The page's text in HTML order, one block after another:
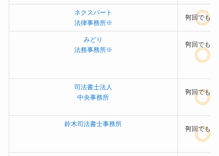
ネクスパート
法律事務所※
?
何回でも
みどり
法務事務所※
?
何回でも
司法書士法人
中央事務所
?
何回でも
鈴木司法書士事務所
?
何回でも